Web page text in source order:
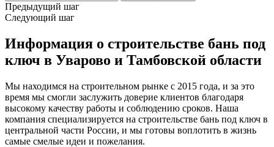
Предыдущий шаг
Следующий шаг
Информация о строительстве бань под
ключ в Уварово и Тамбовской области
Мы находимся на строительном рынке с 2015 года, и за это
время мы смогли заслужить доверие клиентов благодаря
высокому качеству работы и соблюдению сроков. Наша
компания специализируется на строительстве бань под ключ в
центральной части России, и мы готовы воплотить в жизнь
самые смелые идеи и пожелания.